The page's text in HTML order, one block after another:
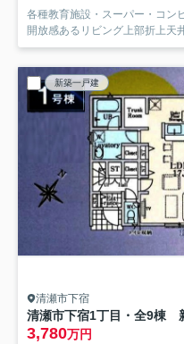
各種教育施設・スーパー・コン
開放感あるリビング上部折上天
新築一戸建
清瀬市下宿
清瀬市下宿1丁目・全9棟
3,780万円